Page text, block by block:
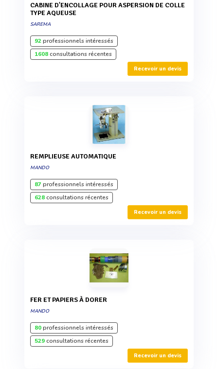
CABINE D'ENCOLLAGE POUR ASPERSION DE COLLE
TYPE AQUEUSE
SAREMA
92professionnels intéressés
1608consultations récentes
Recevoir un devis
REMPLIEUSE AUTOMATIQUE
MANDO
87professionnels intéressés
628consultations récentes
Recevoir un devis
FER ET PAPIERS À DORER
MANDO
80professionnels intéressés
529consultations récentes
Recevoir un devis